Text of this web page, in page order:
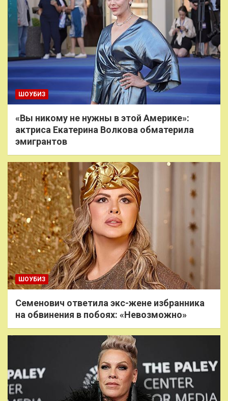
ШОУБИЗ
«Вы никому не нужны в этой Америке»:
актриса Екатерина Волкова обматерила
эмигрантов
ШОУБИЗ
Семенович ответила экс-жене избранника
на обвинения в побоях: «Невозможно»